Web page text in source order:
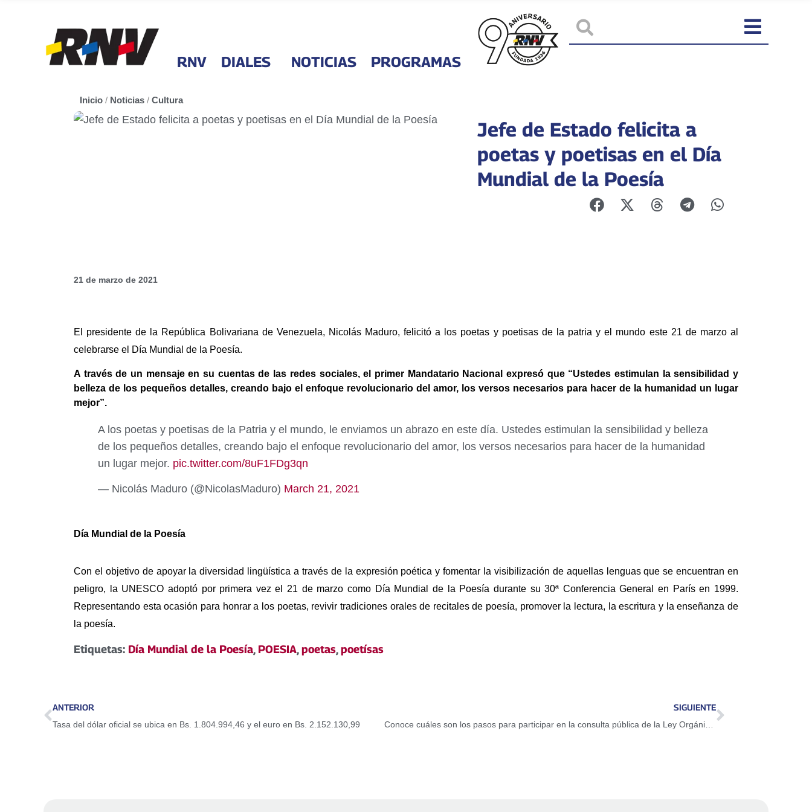
RNV DIALES NOTICIAS PROGRAMAS
Inicio / Noticias / Cultura
Jefe de Estado felicita a
poetas y poetisas en el Día
Mundial de la Poesía
21 de marzo de 2021
El presidente de la República Bolivariana de Venezuela, Nicolás Maduro, felicitó a los poetas y poetisas de la patria y el mundo este 21 de marzo al
celebrarse el Día Mundial de la Poesía.
A través de un mensaje en su cuentas de las redes sociales, el primer Mandatario Nacional expresó que “Ustedes estimulan la sensibilidad y
belleza de los pequeños detalles, creando bajo el enfoque revolucionario del amor, los versos necesarios para hacer de la humanidad un lugar
mejor”.
A los poetas y poetisas de la Patria y el mundo, le enviamos un abrazo en este día. Ustedes estimulan la sensibilidad y belleza
de los pequeños detalles, creando bajo el enfoque revolucionario del amor, los versos necesarios para hacer de la humanidad
un lugar mejor. pic.twitter.com/8uF1FDg3qn
— Nicolás Maduro (@NicolasMaduro) March 21, 2021
Día Mundial de la Poesía
Con el objetivo de apoyar la diversidad lingüística a través de la expresión poética y fomentar la visibilización de aquellas lenguas que se encuentran en
peligro, la UNESCO adoptó por primera vez el 21 de marzo como Día Mundial de la Poesía durante su 30ª Conferencia General en París en 1999.
Representando esta ocasión para honrar a los poetas, revivir tradiciones orales de recitales de poesía, promover la lectura, la escritura y la enseñanza de
la poesía.
Etiquetas: Día Mundial de la Poesía, POESIA,poetas,poetísas
ANTERIOR
Tasa del dólar oficial se ubica en Bs. 1.804.994,46 y el euro en Bs. 2.152.130,99
SIGUIENTE